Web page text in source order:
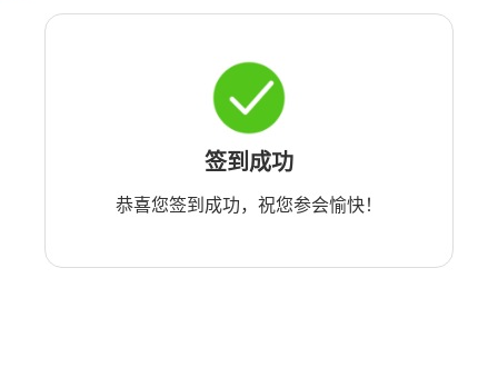
签到成功
恭喜您签到成功，祝您参会愉快！